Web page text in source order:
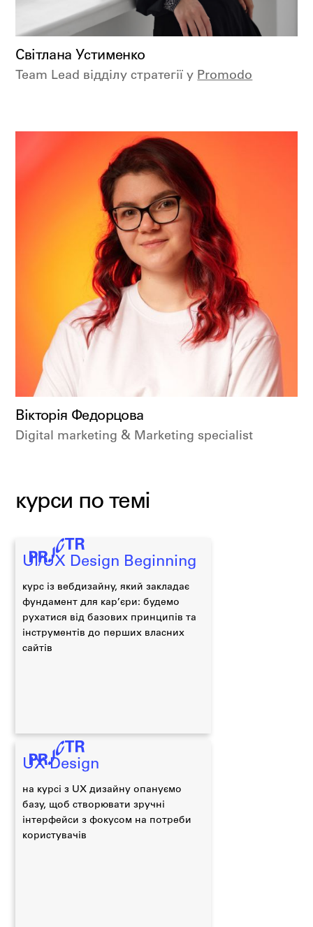
Світлана Устименко
Team Lead відділу стратегії у Promodo
Вікторія Федорцова
Digital marketing & Marketing specialist
курси по темі
UI/UX Design Beginning
курс із вебдизайну, який закладає
фундамент для кар’єри: будемо
рухатися від базових принципів та
інструментів до перших власних
сайтів
UX Design
на курсі з UX дизайну опануємо
базу, щоб створювати зручні
інтерфейси з фокусом на потреби
користувачів